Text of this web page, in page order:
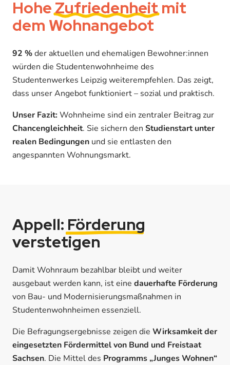
HoheZufriedenheitmit
dem Wohnangebot
92 %der aktuellen und ehemaligen Bewohner:innen
würden die Studentenwohnheime des
Studentenwerkes Leipzig weiterempfehlen. Das zeigt,
dass unser Angebot funktioniert – sozial und praktisch.
Unser Fazit:Wohnheime sind ein zentraler Beitrag zur
Chancengleichheit. Sie sichern den Studienstart unter
realen Bedingungen und sie entlasten den
angespannten Wohnungsmarkt.
Appell: Förderung
verstetigen
Damit Wohnraum bezahlbar bleibt und weiter
ausgebaut werden kann, ist eine dauerhafte Förderung
von Bau- und Modernisierungsmaßnahmen in
Studentenwohnheimen essenziell.
Die Befragungsergebnisse zeigen die Wirksamkeit der
eingesetzten Fördermittel von Bund und Freistaat
Sachsen. Die Mittel des Programms „Junges Wohnen“